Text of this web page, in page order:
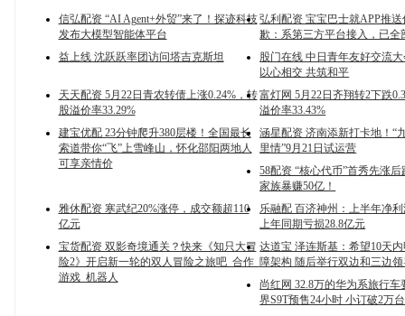
信弘配资 “AI Agent+外贸”来了！探迹科技
发布大模型智能体平台
弘利配资 宝宝巴士就APP推
歉：系第三方平台接入，已全
益上线 沈跃跃率团访问塔吉克斯坦
股门在线 中日青年友好交流
以心相交 共筑和平
天天配资 5月22日青农转债上涨0.24%，转
股溢价率33.29%
富灯网 5月22日齐翔转2下跌
溢价率33.43%
建宝优配 23分钟爬升380层楼！全国最长
索道带你“飞”上雪峰山，怀化邵阳两地人
可享亲情价
涵星配资 济南添新打卡地！“
里情”9月21日试运营
58配资 “核心代币”首秀先涨
家族暴赚50亿！
雅休配资 寒武纪20%涨停，成交额超110
亿元
乐融配 百济神州：上半年净
上年同期亏损28.8亿元
宝货配资 双影奇境通关？快来《知只大冒
险2》开启新一轮的双人冒险之旅吧_合作_
游戏_机器人
达道宝 泽连斯基：希望10天
障架构 随后举行双边和三边
尚红网 32.8万的华为系旅行车
界S9T预售24小时 小订破2万台